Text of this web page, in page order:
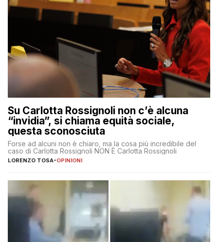
Su Carlotta Rossignoli non c’è alcuna
“invidia”, si chiama equità sociale,
questa sconosciuta
Forse ad alcuni non è chiaro, ma la cosa più incredibile del
caso di Carlotta Rossignoli NON È Carlotta Rossignoli
LORENZO TOSA-OPINIONI